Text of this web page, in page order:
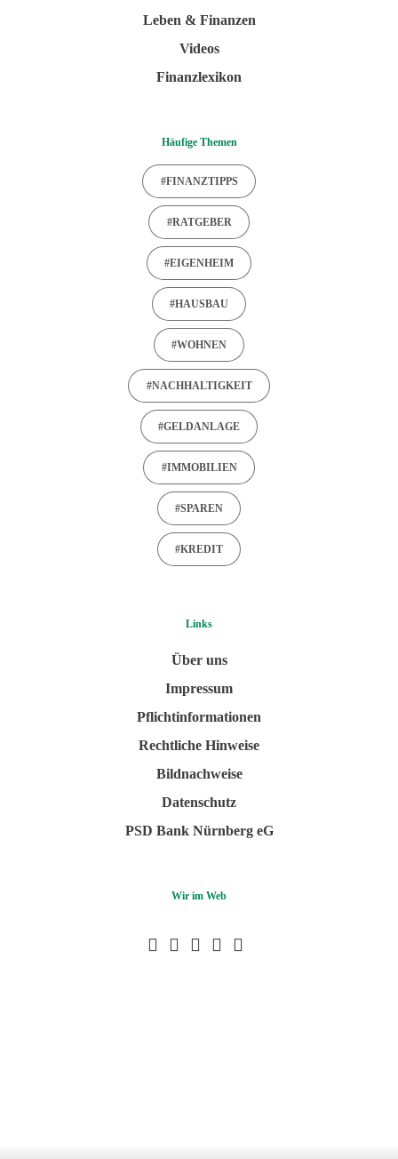
Leben & Finanzen
Videos
Finanzlexikon
Häufige Themen
#FINANZTIPPS
#RATGEBER
#EIGENHEIM
#HAUSBAU
#WOHNEN
#NACHHALTIGKEIT
#GELDANLAGE
#IMMOBILIEN
#SPAREN
#KREDIT
Links
Über uns
Impressum
Pflichtinformationen
Rechtliche Hinweise
Bildnachweise
Datenschutz
PSD Bank Nürnberg eG
Wir im Web
Facebook
YoutubeInstagram
LinkedIn